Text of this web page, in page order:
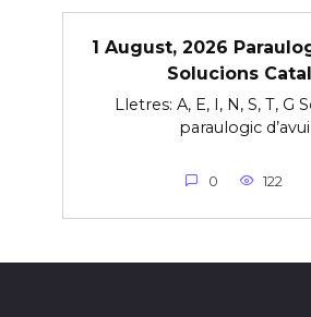
1 August, 2026
Solucions
Lletres: A, E, I, N, S, T, G
paraulogic d’avui
0 122